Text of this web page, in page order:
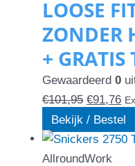
LOOSE
ZONDER
+ GRATIS
Gewaardeerd 0
€101,95 €91,76
Bekijk / Bestel
optie
kan
gekozen
worden
op
de
productpagina
AllroundWork
optie
kan
gekozen
worden
op
de
productpagina
optie
kan
gekozen
worden
op
de
productpagina